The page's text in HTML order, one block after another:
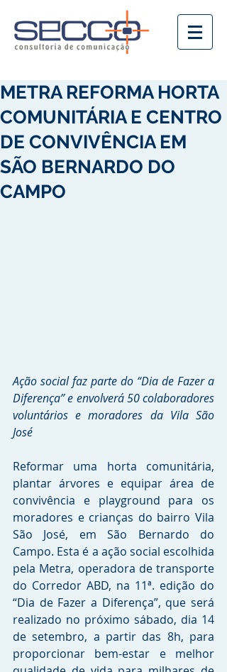
METRA REFORMA HORTA
COMUNITÁRIA E CENTRO
DE CONVIVÊNCIA EM
SÃO BERNARDO DO
CAMPO
Ação social faz parte do “Dia de Fazer a
Diferença” e envolverá 50 colaboradores
voluntários e moradores da Vila São
José
Reformar uma horta comunitária,
plantar árvores e equipar área de
convivência e playground para os
moradores e crianças do bairro Vila
São José, em São Bernardo do
Campo. Esta é a ação social escolhida
pela Metra, operadora de transporte
do Corredor ABD, na 11ª. edição do
“Dia de Fazer a Diferença”, que será
realizado no próximo sábado, dia 14
de setembro, a partir das 8h, para
proporcionar bem-estar e melhor